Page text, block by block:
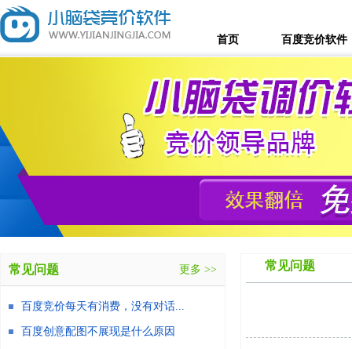
首页 百度竞价软件
常见问题
常见问题 更多 >>
百度竞价每天有消费，没有对话...
百度创意配图不展现是什么原因